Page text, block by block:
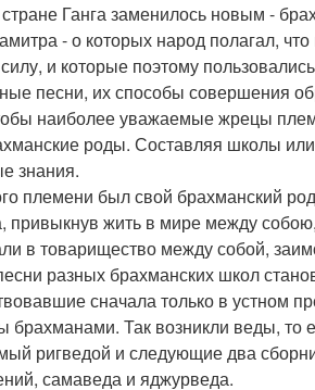
Ганга заменилось новым -
- о которых народ полагал,
и которые поэтому
песни, их способы совершения
наиболее уважаемые жрецы
роды. Составляя школы
знания.
племени был свой брахманский
жить в мире между
в товарищество между собой,
разных брахманских школ
сначала только в устном
брахманами. Так возникли веды, то
ригведой и следующие два
самаведа и яджурведа.